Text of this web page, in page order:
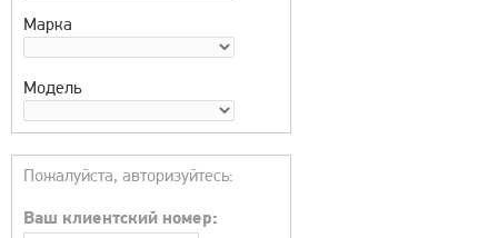
Марка
Модель
Пожалуйста, авторизуйтесь:
Ваш клиентский номер: